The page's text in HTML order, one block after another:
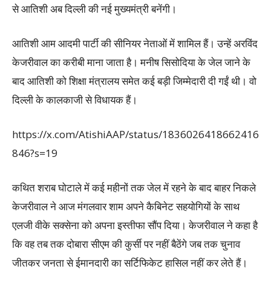
से आतिशी अब दिल्ली की नई मुख्यमंत्री बनेंगी।
आतिशी आम आदमी पार्टी की सीनियर नेताओं में शामिल हैं। उन्हें अरविंद
केजरीवाल का करीबी माना जाता है। मनीष सिसोदिया के जेल जाने के
बाद आतिशी को शिक्षा मंत्रालय समेत कई बड़ी जिम्मेदारी दी गईं थी। वो
दिल्ली के कालकाजी से विधायक हैं।
https://x.com/AtishiAAP/status/1836026418662416
846?s=19
कथित शराब घोटाले में कई महीनों तक जेल में रहने के बाद बाहर निकले
केजरीवाल ने आज मंगलवार शाम अपने कैबिनेट सहयोगियों के साथ
एलजी वीके सक्सेना को अपना इस्तीफा सौंप दिया। केजरीवाल ने कहा है
कि वह तब तक दोबारा सीएम की कुर्सी पर नहीं बैठेंगे जब तक चुनाव
जीतकर जनता से ईमानदारी का सर्टिफिकेट हासिल नहीं कर लेते हैं।